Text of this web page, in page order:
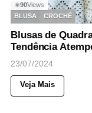
◉90Views
BLUSA
CROCHÊ
Blusas de
Tendência
23/07/2024
Veja Mais